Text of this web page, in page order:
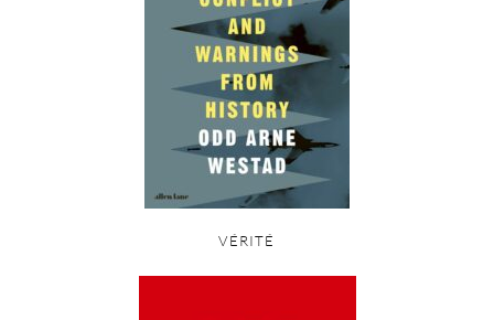
VÉRITÉ